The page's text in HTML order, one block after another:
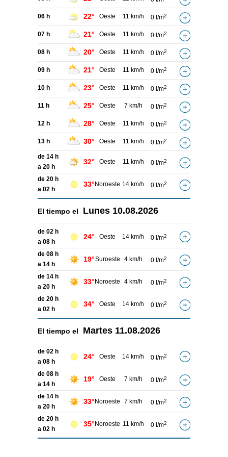
06 h 22° Oeste 11 km/h 0 l/m2
07 h 21° Oeste 11 km/h 0 l/m2
08 h 20° Oeste 11 km/h 0 l/m2
09 h 21° Oeste 11 km/h 0 l/m2
10 h 23° Oeste 11 km/h 0 l/m2
11 h 25° Oeste 7 km/h 0 l/m2
12 h 28° Oeste 11 km/h 0 l/m2
13 h 30° Oeste 11 km/h 0 l/m2
de 14 h
a 20 h
32° Oeste 11 km/h 0 l/m2
de 20 h
a 02 h
33° Noroeste 14 km/h 0 l/m2
El tiempo el Lunes 10.08.2026
de 02 h
a 08 h
24° Oeste 14 km/h 0 l/m2
de 08 h
a 14 h
19°Suroeste 4 km/h 0 l/m2
de 14 h
a 20 h
33° Noroeste 4 km/h 0 l/m2
de 20 h
a 02 h
34° Oeste 14 km/h 0 l/m2
El tiempo el Martes 11.08.2026
de 02 h
a 08 h
24° Oeste 14 km/h 0 l/m2
de 08 h
a 14 h
19° Oeste 7 km/h 0 l/m2
de 14 h
a 20 h
33° Noroeste 7 km/h 0 l/m2
de 20 h
a 02 h
35° Noroeste 11 km/h 0 l/m2